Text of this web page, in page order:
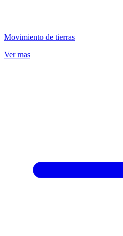
Movimiento de tierras
Ver mas